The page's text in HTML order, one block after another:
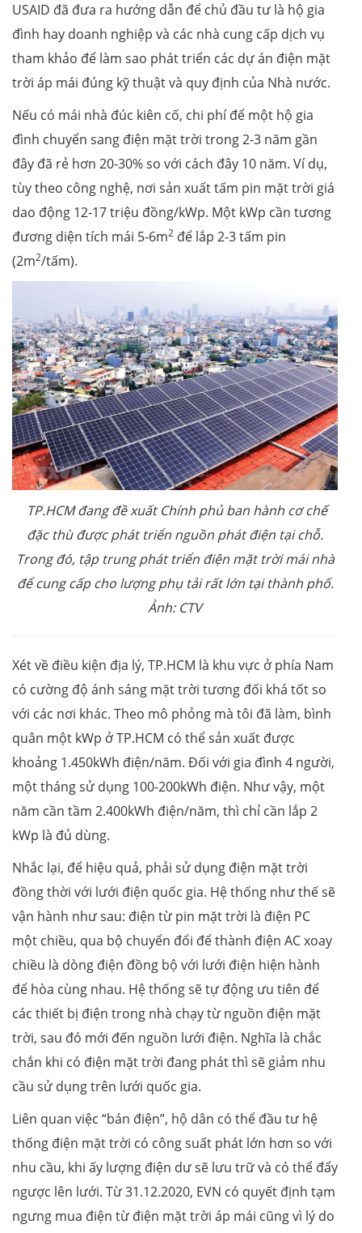
USAID đã đưa ra hướng dẫn để chủ đầu tư là hộ gia
đình hay doanh nghiệp và các nhà cung cấp dịch vụ
tham khảo để làm sao phát triển các dự án điện mặt
trời áp mái đúng kỹ thuật và quy định của Nhà nước.
Nếu có mái nhà đúc kiên cố, chi phí để một hộ gia
đình chuyển sang điện mặt trời trong 2-3 năm gần
đây đã rẻ hơn 20-30% so với cách đây 10 năm. Ví dụ,
tùy theo công nghệ, nơi sản xuất tấm pin mặt trời giá
dao động 12-17 triệu đồng/kWp. Một kWp cần tương
đương diện tích mái 5-6m2 để lắp 2-3 tấm pin
(2m2/tấm).
TP.HCM đang đề xuất Chính phủ ban hành cơ chế
đặc thù được phát triển nguồn phát điện tại chỗ.
Trong đó, tập trung phát triển điện mặt trời mái nhà
để cung cấp cho lượng phụ tải rất lớn tại thành phố.
Ảnh: CTV
Xét về điều kiện địa lý, TP.HCM là khu vực ở phía Nam
có cường độ ánh sáng mặt trời tương đối khá tốt so
với các nơi khác. Theo mô phỏng mà tôi đã làm, bình
quân một kWp ở TP.HCM có thể sản xuất được
khoảng 1.450kWh điện/năm. Đối với gia đình 4 người,
một tháng sử dụng 100-200kWh điện. Như vậy, một
năm cần tầm 2.400kWh điện/năm, thì chỉ cần lắp 2
kWp là đủ dùng.
Nhắc lại, để hiệu quả, phải sử dụng điện mặt trời
đồng thời với lưới điện quốc gia. Hệ thống như thế sẽ
vận hành như sau: điện từ pin mặt trời là điện PC
một chiều, qua bộ chuyển đổi để thành điện AC xoay
chiều là dòng điện đồng bộ với lưới điện hiện hành
để hòa cùng nhau. Hệ thống sẽ tự động ưu tiên để
các thiết bị điện trong nhà chạy từ nguồn điện mặt
trời, sau đó mới đến nguồn lưới điện. Nghĩa là chắc
chắn khi có điện mặt trời đang phát thì sẽ giảm nhu
cầu sử dụng trên lưới quốc gia.
Liên quan việc “bán điện”, hộ dân có thể đầu tư hệ
thống điện mặt trời có công suất phát lớn hơn so với
nhu cầu, khi ấy lượng điện dư sẽ lưu trữ và có thể đẩy
ngược lên lưới. Từ 31.12.2020, EVN có quyết định tạm
ngưng mua điện từ điện mặt trời áp mái cũng vì lý do